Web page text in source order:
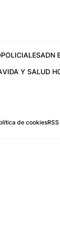
POLICIALESADN
VIDA Y SALUD
de cookiesRSS